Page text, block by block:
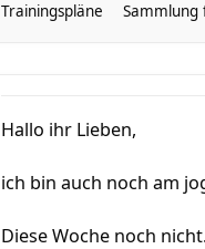
Trainingspläne
Sammlung
Hallo ihr Lieben,
ich bin auch noch am
Diese Woche noch